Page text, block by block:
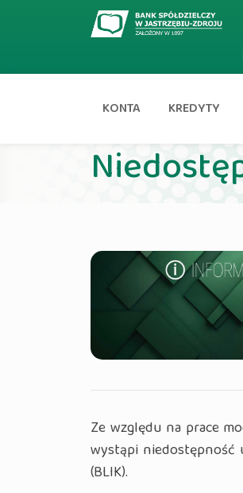
KONTA KREDYTY
Ze względu na prace
wystąpi niedostępność
(BLIK).